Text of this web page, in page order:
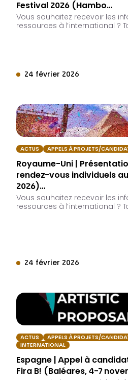
Festival 2026 (Hambo…
Vous souhaitez recevoir les
ressources à l’international ?
24 février 2026
ACTUS APPELS À PROJETS/
Royaume-Uni |
rendez-vous individuels
2026)…
Vous souhaitez recevoir les
ressources à l’international ?
24 février 2026
ACTUS APPELS À PROJETS/
INTERNATIONAL
Espagne | Appel à
Fira B! (Baléares, 4-7